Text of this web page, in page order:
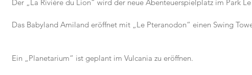
Der „La Rivière du Lion” wird der neue Abenteuerspielplatz im Park Le
Das Babyland Amiland eröffnet mit „Le Pteranodon“ einen
Ein „Planetarium“ ist geplant im Vulcania zu eröffnen.